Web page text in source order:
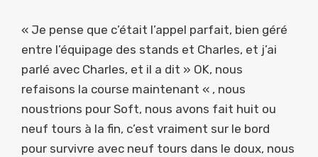
« Je pense que c’était l’appel parfait, bien géré
entre l’équipage des stands et Charles, et j’ai
parlé avec Charles, et il a dit » OK, nous
refaisons la course maintenant « , nous
noustrions pour Soft, nous avons fait huit ou
neuf tours à la fin, c’est vraiment sur le bord
pour survivre avec neuf tours dans le doux, nous